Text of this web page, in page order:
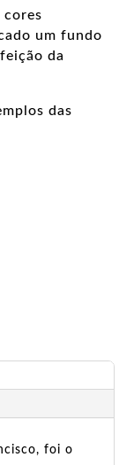
cores
um fundo
da
das
foi o